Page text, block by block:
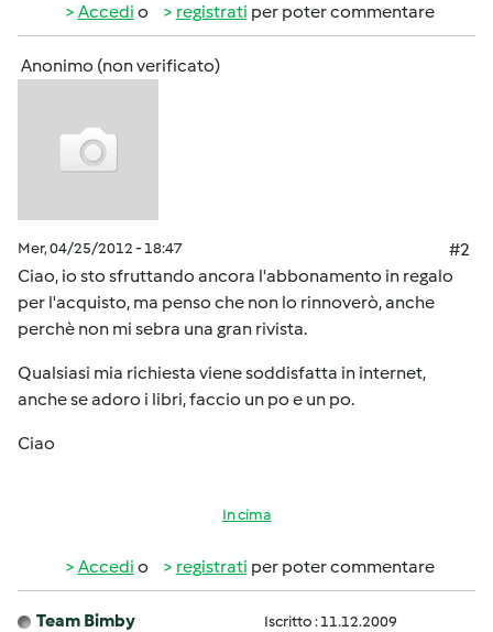
Accedi o registrati per poter commentare
Anonimo (non verificato)
Mer, 04/25/2012 - 18:47
#2
Ciao, io sto sfruttando ancora l'abbonamento in regalo
per l'acquisto, ma penso che non lo rinnoverò, anche
perchè non mi sebra una gran rivista.
Qualsiasi mia richiesta viene soddisfatta in internet,
anche se adoro i libri, faccio un po e un po.
Ciao
In cima
Accedi o registrati per poter commentare
Team Bimby Iscritto : 11.12.2009